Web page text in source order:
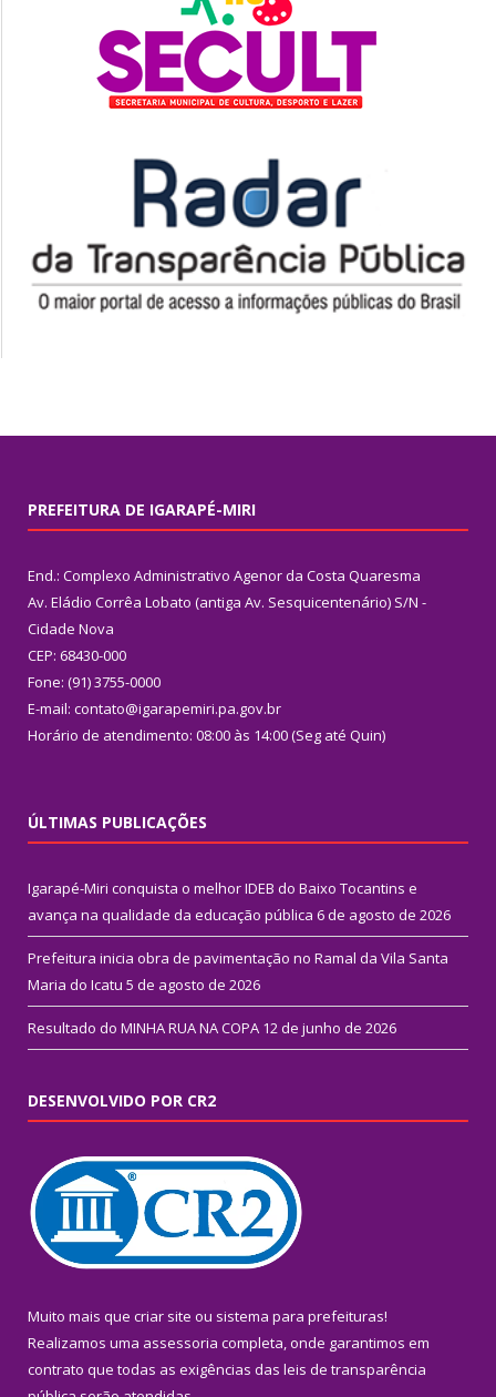
PREFEITURA DE IGARAPÉ-MIRI
End.: Complexo Administrativo Agenor da Costa Quaresma
Av. Eládio Corrêa Lobato (antiga Av. Sesquicentenário) S/N -
Cidade Nova
CEP: 68430-000
Fone: (91) 3755-0000
E-mail: contato@igarapemiri.pa.gov.br
Horário de atendimento: 08:00 às 14:00 (Seg até Quin)
ÚLTIMAS PUBLICAÇÕES
Igarapé-Miri conquista o melhor IDEB do Baixo Tocantins e
avança na qualidade da educação pública 6 de agosto de 2026
Prefeitura inicia obra de pavimentação no Ramal da Vila Santa
Maria do Icatu 5 de agosto de 2026
Resultado do MINHA RUA NA COPA 12 de junho de 2026
DESENVOLVIDO POR CR2
Muito mais que criar site ou sistema para prefeituras!
Realizamos uma assessoria completa, onde garantimos em
contrato que todas as exigências das leis de transparência